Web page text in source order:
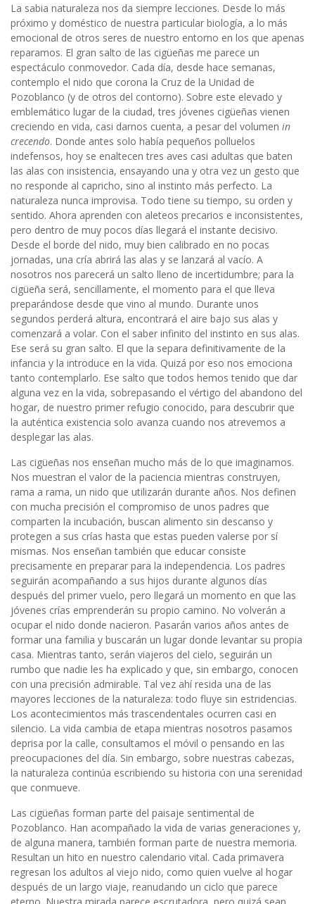
La sabia naturaleza nos da siempre lecciones. Desde lo más
próximo y doméstico de nuestra particular biología, a lo más
emocional de otros seres de nuestro entorno en los que apenas
reparamos. El gran salto de las cigüeñas me parece un
espectáculo conmovedor. Cada día, desde hace semanas,
contemplo el nido que corona la Cruz de la Unidad de
Pozoblanco (y de otros del contorno). Sobre este elevado y
emblemático lugar de la ciudad, tres jóvenes cigüeñas vienen
creciendo en vida, casi darnos cuenta, a pesar del volumen in
crecendo. Donde antes solo había pequeños polluelos
indefensos, hoy se enaltecen tres aves casi adultas que baten
las alas con insistencia, ensayando una y otra vez un gesto que
no responde al capricho, sino al instinto más perfecto. La
naturaleza nunca improvisa. Todo tiene su tiempo, su orden y
sentido. Ahora aprenden con aleteos precarios e inconsistentes,
pero dentro de muy pocos días llegará el instante decisivo.
Desde el borde del nido, muy bien calibrado en no pocas
jornadas, una cría abrirá las alas y se lanzará al vacío. A
nosotros nos parecerá un salto lleno de incertidumbre; para la
cigüeña será, sencillamente, el momento para el que lleva
preparándose desde que vino al mundo. Durante unos
segundos perderá altura, encontrará el aire bajo sus alas y
comenzará a volar. Con el saber infinito del instinto en sus alas.
Ese será su gran salto. El que la separa definitivamente de la
infancia y la introduce en la vida. Quizá por eso nos emociona
tanto contemplarlo. Ese salto que todos hemos tenido que dar
alguna vez en la vida, sobrepasando el vértigo del abandono del
hogar, de nuestro primer refugio conocido, para descubrir que
la auténtica existencia solo avanza cuando nos atrevemos a
desplegar las alas.
Las cigüeñas nos enseñan mucho más de lo que imaginamos.
Nos muestran el valor de la paciencia mientras construyen,
rama a rama, un nido que utilizarán durante años. Nos definen
con mucha precisión el compromiso de unos padres que
comparten la incubación, buscan alimento sin descanso y
protegen a sus crías hasta que estas pueden valerse por sí
mismas. Nos enseñan también que educar consiste
precisamente en preparar para la independencia. Los padres
seguirán acompañando a sus hijos durante algunos días
después del primer vuelo, pero llegará un momento en que las
jóvenes crías emprenderán su propio camino. No volverán a
ocupar el nido donde nacieron. Pasarán varios años antes de
formar una familia y buscarán un lugar donde levantar su propia
casa. Mientras tanto, serán viajeros del cielo, seguirán un
rumbo que nadie les ha explicado y que, sin embargo, conocen
con una precisión admirable. Tal vez ahí resida una de las
mayores lecciones de la naturaleza: todo fluye sin estridencias.
Los acontecimientos más trascendentales ocurren casi en
silencio. La vida cambia de etapa mientras nosotros pasamos
deprisa por la calle, consultamos el móvil o pensando en las
preocupaciones del día. Sin embargo, sobre nuestras cabezas,
la naturaleza continúa escribiendo su historia con una serenidad
que conmueve.
Las cigüeñas forman parte del paisaje sentimental de
Pozoblanco. Han acompañado la vida de varias generaciones y,
de alguna manera, también forman parte de nuestra memoria.
Resultan un hito en nuestro calendario vital. Cada primavera
regresan los adultos al viejo nido, como quien vuelve al hogar
después de un largo viaje, reanudando un ciclo que parece